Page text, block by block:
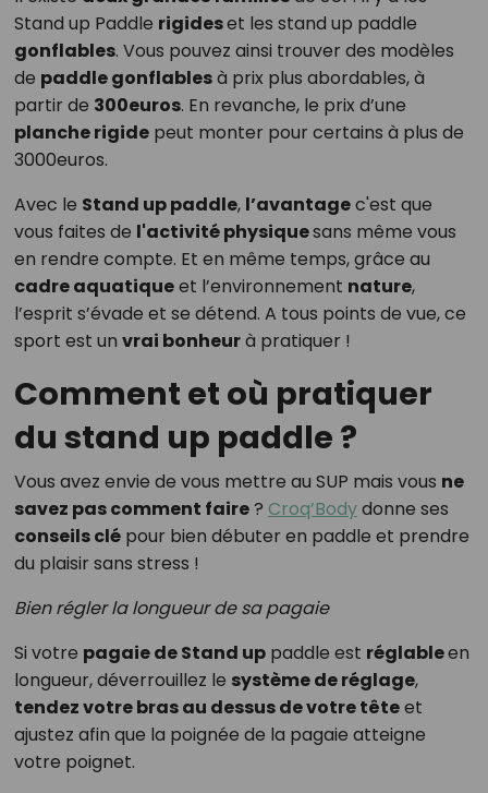
Stand up Paddle rigideset les stand up paddle
gonflables. Vous pouvez ainsi trouver des modèles
de paddle gonflablesà prix plus abordables, à
partir de 300euros. En revanche, le prix d’une
planche rigidepeut monter pour certains à plus de
3000euros.
Avec le Stand up paddle, l’avantagec'est que
vous faites de l'activité physiquesans même vous
en rendre compte. Et en même temps, grâce au
cadre aquatiqueet l’environnement nature,
l’esprit s’évade et se détend. A tous points de vue, ce
sport est un vrai bonheurà pratiquer !
Comment et où pratiquer
du stand up paddle ?
Vous avez envie de vous mettre au SUP mais vous ne
savez pas comment faire? Croq’Bodydonne ses
conseils clépour bien débuter en paddle et prendre
du plaisir sans stress !
Bien régler la longueur de sa pagaie
Si votre pagaie de Stand uppaddle est réglableen
longueur, déverrouillez le système de réglage,
tendez votre bras au dessus de votre têteet
ajustez afin que la poignée de la pagaie atteigne
votre poignet.